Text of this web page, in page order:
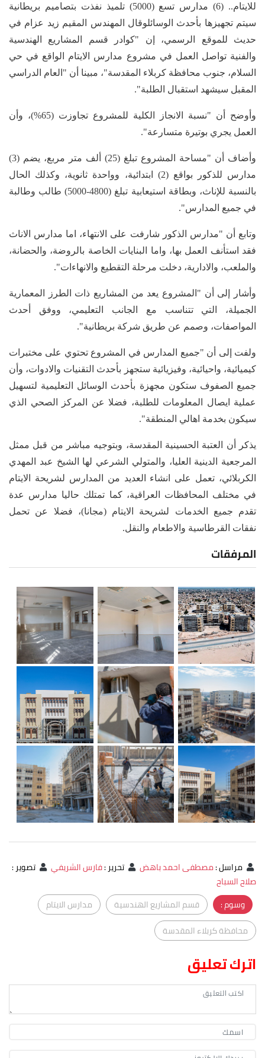
للايتام.. (6) مدارس تسع (5000) تلميذ نفذت بتصاميم بريطانية
سيتم تجهيزها بأحدث الوسائلوقال المهندس المقيم زيد عزام في
حديث للموقع الرسمي، إن "كوادر قسم المشاريع الهندسية
والفنية تواصل العمل في مشروع مدارس الايتام الواقع في حي
السلام، جنوب محافظة كربلاء المقدسة"، مبينا أن "العام الدراسي
المقبل سيشهد استقبال الطلبة".
وأوضح أن "نسبة الانجاز الكلية للمشروع تجاوزت (65%)، وأن
العمل يجري بوتيرة متسارعة".
وأضاف أن "مساحة المشروع تبلغ (25) ألف متر مربع، يضم (3)
مدارس للذكور بواقع (2) ابتدائية، وواحدة ثانوية، وكذلك الحال
بالنسبة للإناث، وبطاقة استيعابية تبلغ (4800-5000) طالب وطالبة
في جميع المدارس".
وتابع أن "مدارس الذكور شارفت على الانتهاء، اما مدارس الاناث
فقد استأنف العمل بها، واما البنايات الخاصة بالروضة، والحضانة،
والملعب، والادارية، دخلت مرحلة التقطيع والانهاءات".
وأشار إلى أن "المشروع يعد من المشاريع ذات الطرز المعمارية
الجميلة، التي تتناسب مع الجانب التعليمي، ووفق أحدث
المواصفات، وصمم عن طريق شركة بريطانية".
ولفت إلى أن "جميع المدارس في المشروع تحتوي على مختبرات
كيميائية، واحيائية، وفيزيائية ستجهز بأحدث التقنيات والادوات، وأن
جميع الصفوف ستكون مجهزة بأحدث الوسائل التعليمية لتسهيل
عملية ايصال المعلومات للطلبة، فضلا عن المركز الصحي الذي
سيكون بخدمة اهالي المنطقة".
يذكر أن العتبة الحسينية المقدسة، وبتوجيه مباشر من قبل ممثل
المرجعية الدينية العليا، والمتولي الشرعي لها الشيخ عبد المهدي
الكربلائي، تعمل على انشاء العديد من المدارس لشريحة الايتام
في مختلف المحافظات العراقية، كما تمتلك حاليا مدارس عدة
تقدم جميع الخدمات لشريحة الايتام (مجانا)، فضلا عن تحمل
نفقات القرطاسية والاطعام والنقل.
المرفقات
مراسل:مصطفى احمد باهض تحرير:فارس الشريفي تصوير:
صلاح السباح
وسوم :
قسم المشاريع الهندسية
مدارس الايتام
محافظة كربلاء المقدسة
اترك تعليق